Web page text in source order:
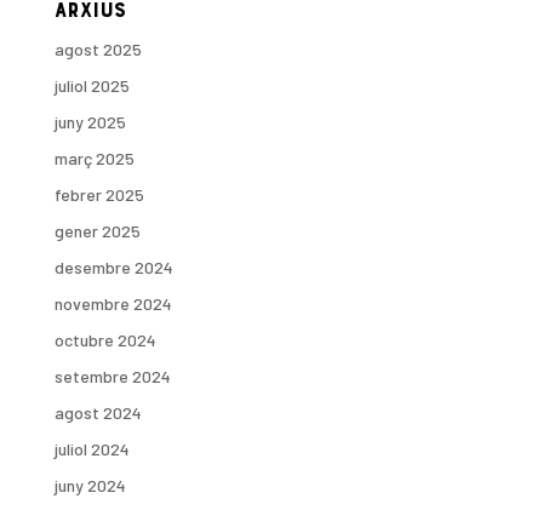
Arxius
agost 2025
juliol 2025
juny 2025
març 2025
febrer 2025
gener 2025
desembre 2024
novembre 2024
octubre 2024
setembre 2024
agost 2024
juliol 2024
juny 2024